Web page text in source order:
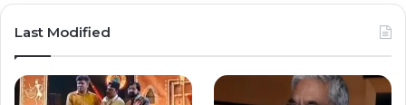
Last Modified